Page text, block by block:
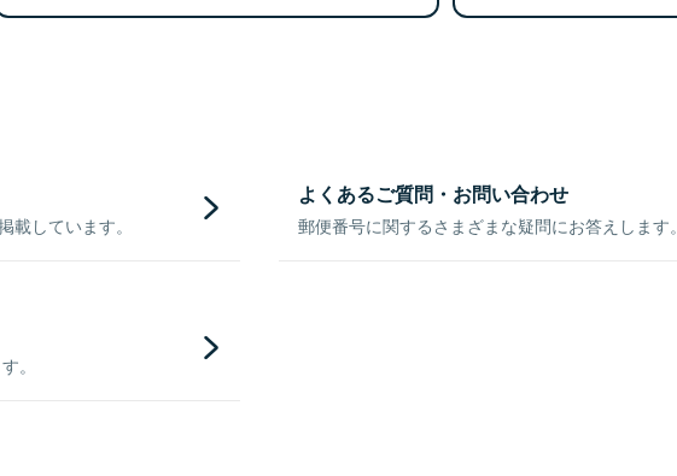
しています。
よくあるご質問・お問い合わせ
郵便番号に関するさまざまな疑問にお答えします。
。